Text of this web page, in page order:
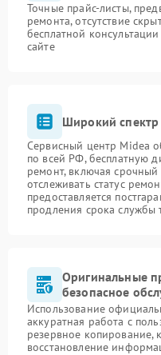
Точные прайс-листы,
ремонта, отсутствие
бесплатной
сайте
Широкий спектр
Сервисный центр Midea
по всей РФ, бесплатную
ремонт, включая
отслеживать статус
предоставляется
продления срока службы
Оригинальные
безопасное
Использование
аккуратная работа с
резервное копирование,
восстановление